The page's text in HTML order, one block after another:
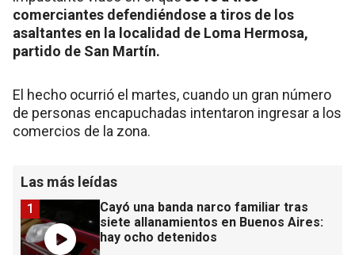
comerciantes defendiéndose a tiros de los
asaltantes en la localidad de Loma Hermosa,
partido de San Martín.
El hecho ocurrió el martes, cuando un gran número
de personas encapuchadas intentaron ingresar a los
comercios de la zona.
Las más leídas
Cayó una banda narco familiar tras
siete allanamientos en Buenos Aires:
hay ocho detenidos
1